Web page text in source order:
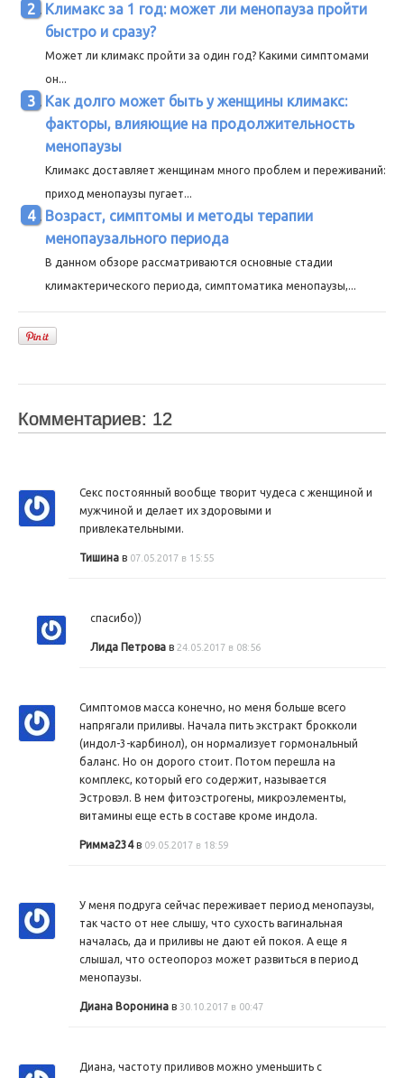
Климакс за 1 год: может ли менопауза пройти
быстро и сразу?
Может ли климакс пройти за один год? Какими симптомами
он...
Как долго может быть у женщины климакс:
факторы, влияющие на продолжительность
менопаузы
Климакс доставляет женщинам много проблем и переживаний:
приход менопаузы пугает...
Возраст, симптомы и методы терапии
менопаузального периода
В данном обзоре рассматриваются основные стадии
климактерического периода, симптоматика менопаузы,...
Комментариев: 12
Секс постоянный вообще творит чудеса с женщиной и
мужчиной и делает их здоровыми и
привлекательными.
Тишина в 07.05.2017 в 15:55
спасибо))
Лида Петрова в 24.05.2017 в 08:56
Симптомов масса конечно, но меня больше всего
напрягали приливы. Начала пить экстракт брокколи
(индол-3-карбинол), он нормализует гормональный
баланс. Но он дорого стоит. Потом перешла на
комплекс, который его содержит, называется
Эстровэл. В нем фитоэстрогены, микроэлементы,
витамины еще есть в составе кроме индола.
Римма234в 09.05.2017 в 18:59
У меня подруга сейчас переживает период менопаузы,
так часто от нее слышу, что сухость вагинальная
началась, да и приливы не дают ей покоя. А еще я
слышал, что остеопороз может развиться в период
менопаузы.
Диана Воронина в 30.10.2017 в 00:47
Диана, частоту приливов можно уменьшить с